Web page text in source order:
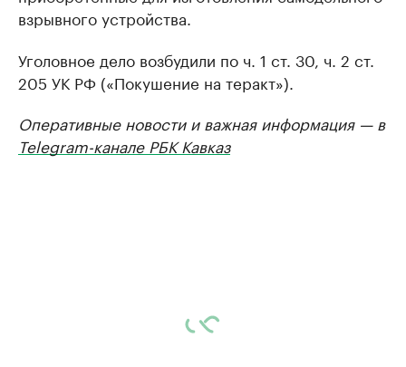
взрывного устройства.
Уголовное дело возбудили по ч. 1 ст. 30, ч. 2 ст.
205 УК РФ («Покушение на теракт»).
Оперативные новости и важная информация — в
Telegram-канале РБК Кавказ